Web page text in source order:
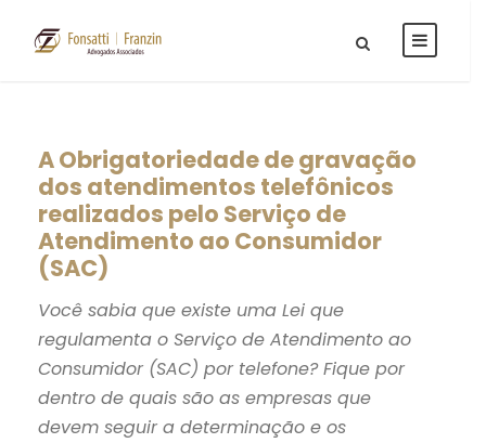
A Obrigatoriedade de gravação
dos atendimentos telefônicos
realizados pelo Serviço de
Atendimento ao Consumidor
(SAC)
Você sabia que existe uma Lei que
regulamenta o Serviço de Atendimento ao
Consumidor (SAC) por telefone? Fique por
dentro de quais são as empresas que
devem seguir a determinação e os